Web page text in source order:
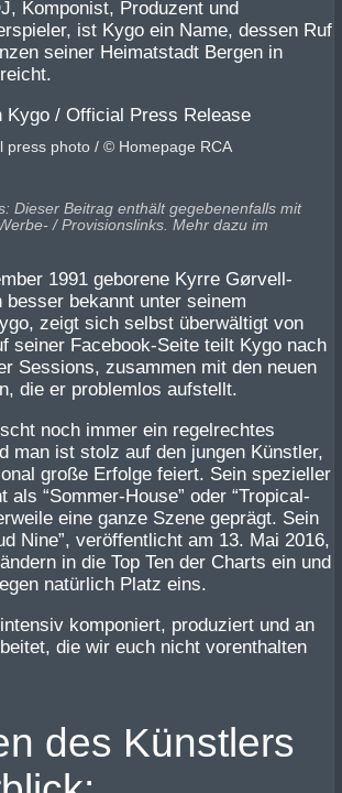
Komponist, Produzent und
ist Kygo ein Name, dessen Ruf
seiner Heimatstadt Bergen in
press photo / © Homepage RCA
Dieser Beitrag enthält gegebenenfalls mit
/ Provisionslinks. Mehr dazu im
1991 geborene Kyrre Gørvell-
besser bekannt unter seinem
zeigt sich selbst überwältigt von
seiner Facebook-Seite teilt Kygo nach
Sessions, zusammen mit den neuen
die er problemlos aufstellt.
noch immer ein regelrechtes
man ist stolz auf den jungen Künstler,
große Erfolge feiert. Sein spezieller
als “Sommer-House” oder “Tropical-
eine ganze Szene geprägt. Sein
Nine”, veröffentlicht am 13. Mai 2016,
in die Top Ten der Charts ein und
natürlich Platz eins.
komponiert, produziert und an
die wir euch nicht vorenthalten
des Künstlers